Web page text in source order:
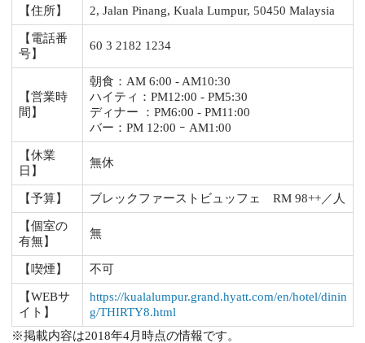
【住所】 2, Jalan Pinang, Kuala Lumpur, 50450 Malaysia
【電話番
号】
60 3 2182 1234
【営業時
間】
朝食：AM 6:00 - AM10:30
ハイティ：PM12:00 - PM5:30
ディナー ：PM6:00 - PM11:00
バー：PM 12:00 ｰ AM1:00
【休業
日】
無休
【予算】 ブレックファーストビュッフェ RM 98++／人
【個室の
有無】
無
【喫煙】 不可
【WEBサ
イト】
https://kualalumpur.grand.hyatt.com/en/hotel/dinin
g/THIRTY8.html
※掲載内容は2018年4月時点の情報です。